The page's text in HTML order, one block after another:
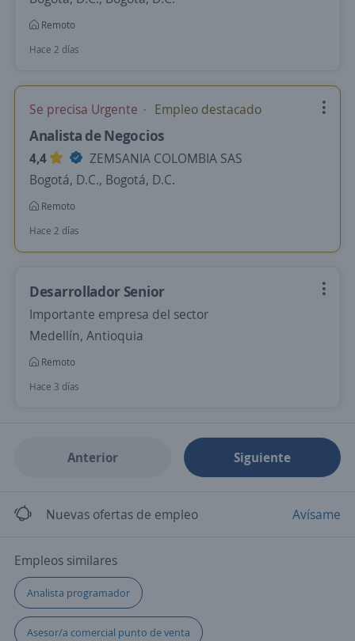
Remoto
Hace 2 días
Se precisa Urgente Empleo destacado
Analista de Negocios
4,4
ZEMSANIA COLOMBIA SAS
Bogotá, D.C., Bogotá, D.C.
Remoto
Hace 2 días
Desarrollador Senior
Importante empresa del sector
Medellín, Antioquia
Remoto
Hace 3 días
Anterior Siguiente
Nuevas ofertas de empleo Avísame
Empleos similares
Analista programador
Asesor/a comercial punto de venta